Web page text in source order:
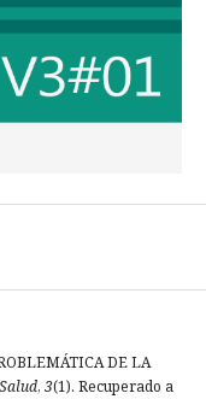
DE LA
, 3(1). Recuperado a